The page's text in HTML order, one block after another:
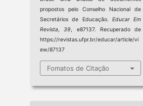
propostos pelo Conselho Nacional de
Secretários de Educação. Educar Em
Revista,39, e87137. Recuperado de
https://revistas.ufpr.br/educar/article/vi
ew/87137
Fomatos de Citação